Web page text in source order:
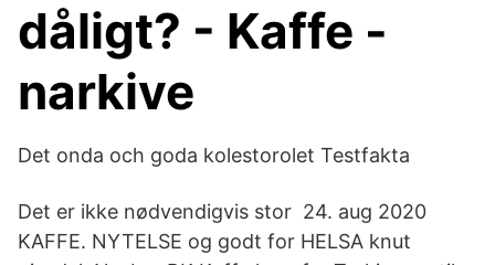
dåligt? - Kaffe -
narkive
Det onda och goda kolestorolet Testfakta
Det er ikke nødvendigvis stor 24. aug 2020
KAFFE. NYTELSE og godt for HELSA knut